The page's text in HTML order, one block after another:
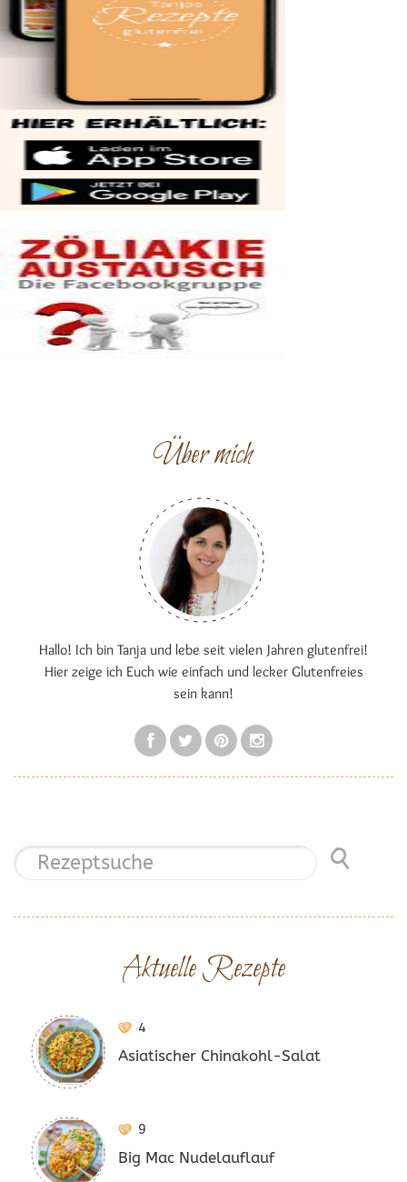
Über mich
Hallo! Ich bin Tanja und lebe seit vielen Jahren glutenfrei!
Hier zeige ich Euch wie einfach und lecker Glutenfreies
sein kann!
Aktuelle Rezepte
4
Asiatischer Chinakohl-Salat
9
Big Mac Nudelauflauf